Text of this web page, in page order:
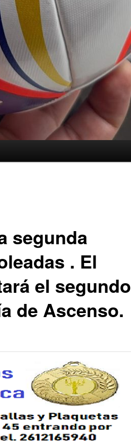
segunda
. El
el segundo
de Ascenso.